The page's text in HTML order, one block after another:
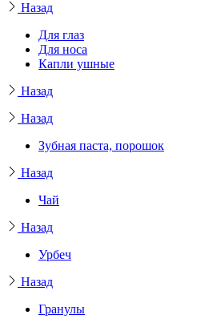
Назад
Для глаз
Для носа
Капли ушные
Назад
Назад
Зубная паста, порошок
Назад
Чай
Назад
Урбеч
Назад
Гранулы